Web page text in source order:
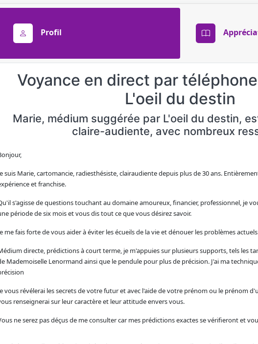
Profil
Voyance en direct par
L'oeil du destin
Marie, médium suggérée par L'oeil du destin,
claire-audiente, avec nombreux
suis Marie, cartomancie, radiesthésiste, clairaudiente depuis plus de 30 ans.
et franchise.
s'agisse de questions touchant au domaine amoureux, financier, professionnel, je
période de six mois et vous dis tout ce que vous désirez savoir.
me fais forte de vous aider à éviter les écueils de la vie et dénouer les problèmes
directe, prédictions à court terme, je m'appuies sur plusieurs supports, tels les
Mademoiselle Lenormand ainsi que le pendule pour plus de précision. J'ai ma
vous révélerai les secrets de votre futur et avec l'aide de votre prénom ou le prénom
renseignerai sur leur caractère et leur attitude envers vous.
ne serez pas déçus de me consulter car mes prédictions exactes se vérifieront et